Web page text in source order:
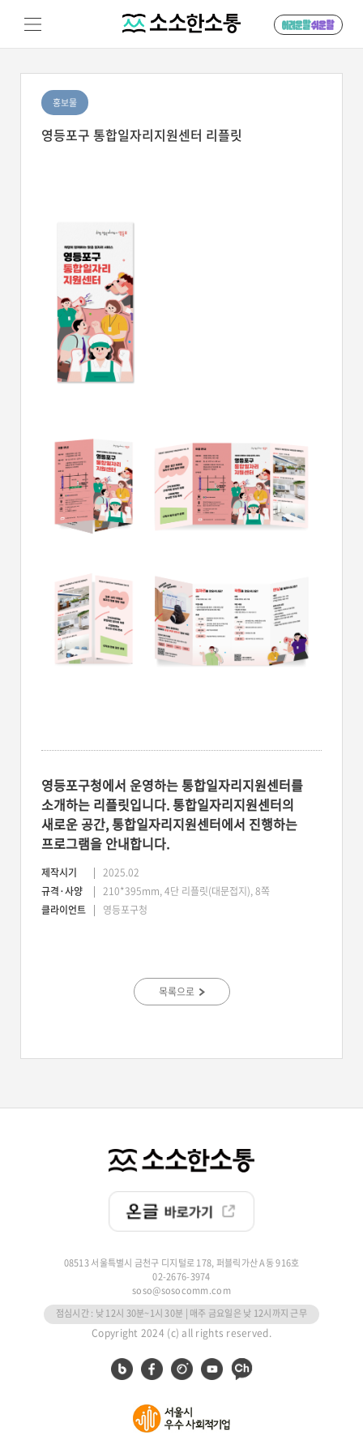
홍보물
영등포구 통합일자리지원센터 리플릿
영등포구청에서 운영하는 통합일자리지원센터를
소개하는 리플릿입니다. 통합일자리지원센터의
새로운 공간, 통합일자리지원센터에서 진행하는
프로그램을 안내합니다.
제작시기
2025.02
규격·사양
210*395mm, 4단 리플릿(대문접지), 8쪽
클라이언트
영등포구청
목록으로
08513 서울특별시 금천구 디지털로 178, 퍼블릭가산 A동 916호
02-2676-3974
soso@sosocomm.com
점심시간 : 낮 12시 30분~1시 30분 | 매주 금요일은 낮 12시까지 근무
Copyright 2024 (c) all rights reserved.